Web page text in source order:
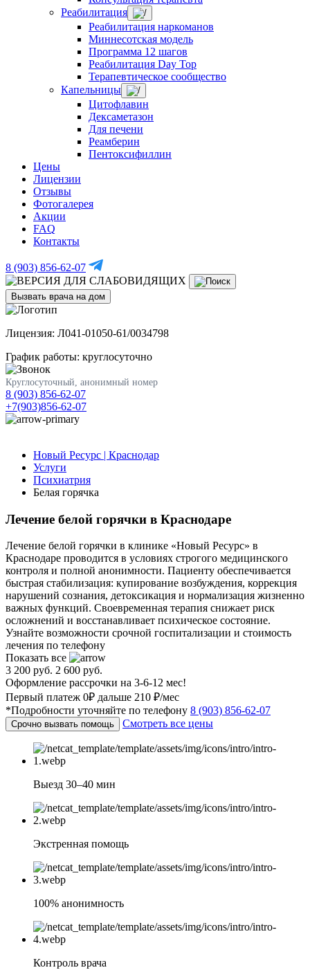
Реабилитация
Реабилитация наркоманов
Миннесотская модель
Программа 12 шагов
Реабилитация Day Top
Терапевтическое сообщество
Капельницы
Цитофлавин
Дексаметазон
Для печени
Реамберин
Пентоксифиллин
Цены
Лицензии
Отзывы
Фотогалерея
Акции
FAQ
Контакты
8 (903) 856-62-07
Вызвать врача на дом
Лицензия: Л041-01050-61/0034798
График работы: круглосуточно
Круглосуточный, анонимный номер
8 (903) 856-62-07
+7(903)856-62-07
Новый Ресурс | Краснодар
Услуги
Психиатрия
Белая горячка
Лечение белой горячки в Краснодаре
Лечение белой горячки в клинике «Новый Ресурс» в
Краснодаре проводится в условиях строгого медицинского
контроля и полной анонимности. Пациенту обеспечивается
быстрая стабилизация: купирование возбуждения, коррекция
нарушений сознания, детоксикация и нормализация жизненно
важных функций. Своевременная терапия снижает риск
осложнений и восстанавливает психическое состояние.
Узнайте возможности срочной госпитализации и стоимость
лечения по телефону
Показать все
3 200 руб. 2 600 руб.
Оформление рассрочки на 3-6-12 мес!
Первый платеж 0₽ дальше 210 ₽/мес
*Подробности уточняйте по телефону 8 (903) 856-62-07
Срочно вызвать помощь Смотреть все цены
Выезд 30–40 мин
Экстренная помощь
100% анонимность
Контроль врача